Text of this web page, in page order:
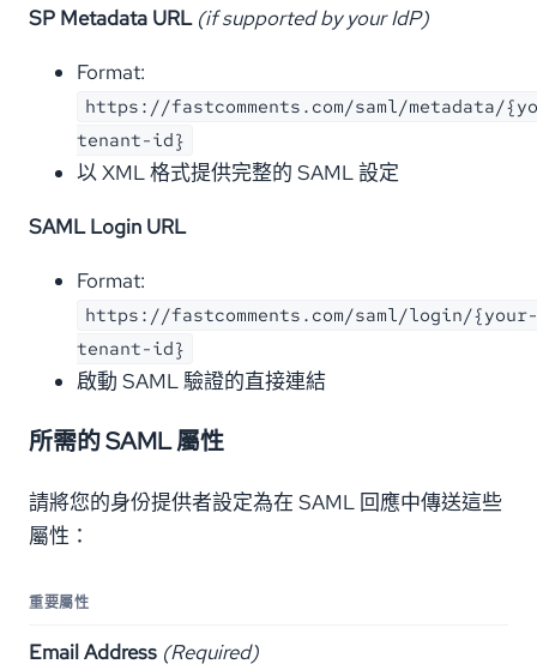
SP Metadata URL (if supported by your IdP)
Format:
https://fastcomments.com/saml/metadata/
tenant-id}
以 XML 格式提供完整的 SAML 設定
SAML Login URL
Format:
https://fastcomments.com/saml/login/{your-
tenant-id}
啟動 SAML 驗證的直接連結
所需的 SAML 屬性
請將您的身份提供者設定為在 SAML 回應中傳送這些
屬性：
重要屬性
Email Address (Required)